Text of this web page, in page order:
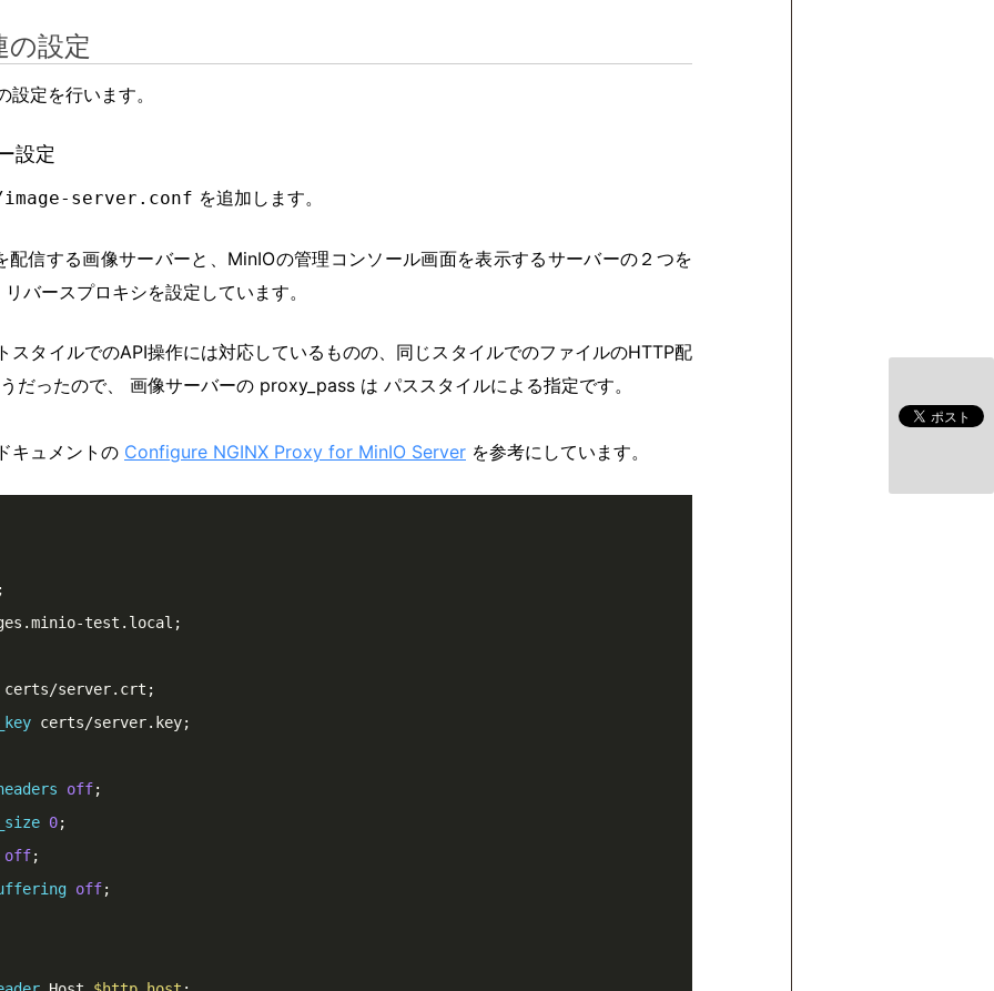
の設定
定を行います。
設定
server.conf を追加します。
信する画像サーバーと、MinIOの管理コンソール画面を表示するサーバーの２つを
バースプロキシを設定しています。
スタイルでのAPI操作には対応しているものの、同じスタイルでのファイルのHTTP配
だったので、 画像サーバーの proxy_pass は パススタイルによる指定です。
キュメントの Configure NGINX Proxy for MinIO Server を参考にしています。
test.local;
server.crt;
certs/server.key;
off;
0;
off;
off;